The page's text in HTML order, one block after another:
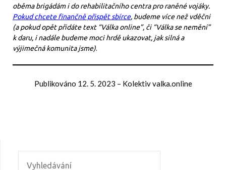
oběma brigádám i do rehabilitačního centra pro raněné vojáky.
Pokud chcete finančně přispět sbírce, budeme více než vděčni
(a pokud opět přidáte text “Válka online”, či “Válka se nemění”
k daru, i nadále budeme moci hrdě ukazovat, jak silná a
výjimečná komunita jsme).
Publikováno 12. 5. 2023 – Kolektiv valka.online